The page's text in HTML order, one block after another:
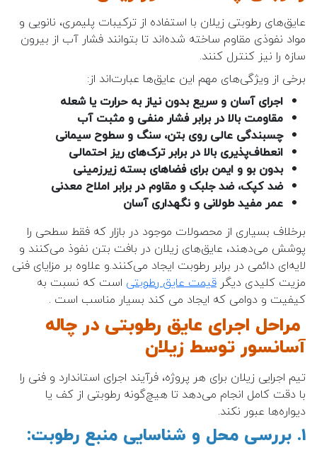
عایق‌های رطوبتی زیلان با استفاده از ترکیبات پلیمری، نانویی و
مواد نفوذی مقاوم ساخته شده‌اند تا بتوانند فشار آب از بیرون
سازه را نیز کنترل کنند.
برخی از ویژگی‌های مهم این عایق‌ها عبارت‌اند از:
اجرای آسان و سریع بدون نیاز به حرارت یا شعله
مقاومت بالا در برابر فشار منفی و مثبت آب
چسبندگی عالی روی بتن، سنگ و سطوح سیمانی
انعطاف‌پذیری بالا در برابر ترک‌های ریز احتمالی
بدون بو و ایمن برای فضاهای بسته زیرزمینی
ضد کپک، ضد جلبک و مقاوم در برابر املاح معدنی
عمر مفید طولانی و نگهداری آسان
برخلاف بسیاری از محصولات موجود در بازار که فقط سطحی را
پوشش می‌دهند، عایق‌های زیلان در بافت بتن نفوذ می‌کنند و
لایه‌ای دائمی در برابر رطوبت ایجاد می‌کنند.و علاوه بر مزایای فنی
مزیت کلیدی دیگر قیمت عایق رطوبتی است که نسبت به
کیفیت و دوامی که ایجاد می کند بسیار مناسب است .
مراحل اجرای عایق رطوبتی در چاله
آسانسور توسط زیلان
تیم اجرایی زیلان برای هر پروژه، فرآیند اجرای استاندارد و فنی را
با دقت کامل انجام می‌دهد تا هیچ‌گونه رطوبتی از کف یا
دیواره‌ها عبور نکند.
۱. بررسی محل و شناسایی منبع رطوبت: